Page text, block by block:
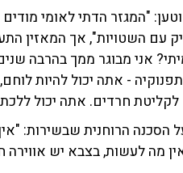
עם השטויות", אך המאזין
אני מבוגר ממך בהרבה
- אתה יכול להיות
חרדים. אתה יכול
הסכנה הרוחנית שבשירות:
מה לעשות, בצבא יש אווירה